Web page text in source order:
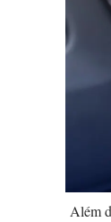
Além